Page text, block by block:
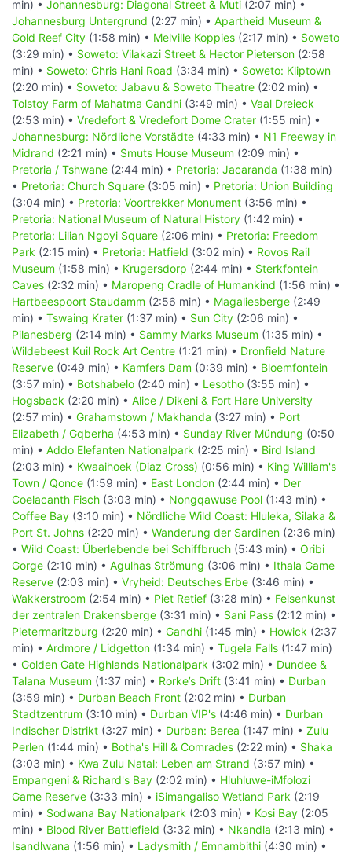
min) • Johannesburg: Diagonal Street & Muti (2:07 min) •
Johannesburg Untergrund (2:27 min) • Apartheid Museum &
Gold Reef City (1:58 min) • Melville Koppies (2:17 min) • Soweto
(3:29 min) • Soweto: Vilakazi Street & Hector Pieterson (2:58
min) • Soweto: Chris Hani Road (3:34 min) • Soweto: Kliptown
(2:20 min) • Soweto: Jabavu & Soweto Theatre (2:02 min) •
Tolstoy Farm of Mahatma Gandhi (3:49 min) • Vaal Dreieck
(2:53 min) • Vredefort & Vredefort Dome Crater (1:55 min) •
Johannesburg: Nördliche Vorstädte (4:33 min) • N1 Freeway in
Midrand (2:21 min) • Smuts House Museum (2:09 min) •
Pretoria / Tshwane (2:44 min) • Pretoria: Jacaranda (1:38 min)
• Pretoria: Church Square (3:05 min) • Pretoria: Union Building
(3:04 min) • Pretoria: Voortrekker Monument (3:56 min) •
Pretoria: National Museum of Natural History (1:42 min) •
Pretoria: Lilian Ngoyi Square (2:06 min) • Pretoria: Freedom
Park (2:15 min) • Pretoria: Hatfield (3:02 min) • Rovos Rail
Museum (1:58 min) • Krugersdorp (2:44 min) • Sterkfontein
Caves (2:32 min) • Maropeng Cradle of Humankind (1:56 min) •
Hartbeespoort Staudamm (2:56 min) • Magaliesberge (2:49
min) • Tswaing Krater (1:37 min) • Sun City (2:06 min) •
Pilanesberg (2:14 min) • Sammy Marks Museum (1:35 min) •
Wildebeest Kuil Rock Art Centre (1:21 min) • Dronfield Nature
Reserve (0:49 min) • Kamfers Dam (0:39 min) • Bloemfontein
(3:57 min) • Botshabelo (2:40 min) • Lesotho (3:55 min) •
Hogsback (2:20 min) • Alice / Dikeni & Fort Hare University
(2:57 min) • Grahamstown / Makhanda (3:27 min) • Port
Elizabeth / Gqberha (4:53 min) • Sunday River Mündung (0:50
min) • Addo Elefanten Nationalpark (2:25 min) • Bird Island
(2:03 min) • Kwaaihoek (Diaz Cross) (0:56 min) • King William's
Town / Qonce (1:59 min) • East London (2:44 min) • Der
Coelacanth Fisch (3:03 min) • Nongqawuse Pool (1:43 min) •
Coffee Bay (3:10 min) • Nördliche Wild Coast: Hluleka, Silaka &
Port St. Johns (2:20 min) • Wanderung der Sardinen (2:36 min)
• Wild Coast: Überlebende bei Schiffbruch (5:43 min) • Oribi
Gorge (2:10 min) • Agulhas Strömung (3:06 min) • Ithala Game
Reserve (2:03 min) • Vryheid: Deutsches Erbe (3:46 min) •
Wakkerstroom (2:54 min) • Piet Retief (3:28 min) • Felsenkunst
der zentralen Drakensberge (3:31 min) • Sani Pass (2:12 min) •
Pietermaritzburg (2:20 min) • Gandhi (1:45 min) • Howick (2:37
min) • Ardmore / Lidgetton (1:34 min) • Tugela Falls (1:47 min)
• Golden Gate Highlands Nationalpark (3:02 min) • Dundee &
Talana Museum (1:37 min) • Rorke’s Drift (3:41 min) • Durban
(3:59 min) • Durban Beach Front (2:02 min) • Durban
Stadtzentrum (3:10 min) • Durban VIP's (4:46 min) • Durban
Indischer Distrikt (3:27 min) • Durban: Berea (1:47 min) • Zulu
Perlen (1:44 min) • Botha's Hill & Comrades (2:22 min) • Shaka
(3:03 min) • Kwa Zulu Natal: Leben am Strand (3:57 min) •
Empangeni & Richard's Bay (2:02 min) • Hluhluwe-iMfolozi
Game Reserve (3:33 min) • iSimangaliso Wetland Park (2:19
min) • Sodwana Bay Nationalpark (2:03 min) • Kosi Bay (2:05
min) • Blood River Battlefield (3:32 min) • Nkandla (2:13 min) •
Isandlwana (1:56 min) • Ladysmith / Emnambithi (4:30 min) •